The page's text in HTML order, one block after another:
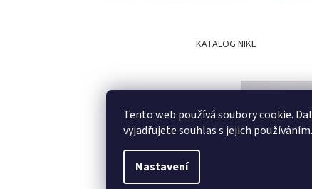
Tento web používá soubory cookie.
vyjadřujete souhlas s jejich používáním.
Nastavení
KATALOG NIKE